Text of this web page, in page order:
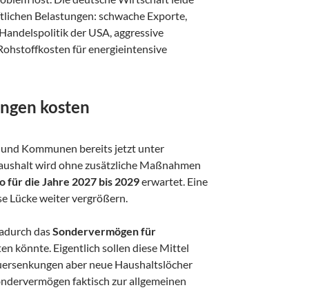
Belastungen: schwache Exporte,
der USA, aggressive
für energieintensive
kosten
Kommunen bereits jetzt unter
wird ohne zusätzliche Maßnahmen
für die Jahre 2027 bis 2029erwartet. Eine
Lücke weiter vergrößern.
dasSondervermögen für
könnte. Eigentlich sollen diese Mittel
aber neue Haushaltslöcher
faktisch zur allgemeinen